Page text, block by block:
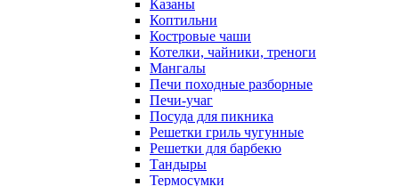
Казаны
Коптильни
Костровые чаши
Котелки, чайники, треноги
Мангалы
Печи походные разборные
Печи-учаг
Посуда для пикника
Решетки гриль чугунные
Решетки для барбекю
Тандыры
Термосумки